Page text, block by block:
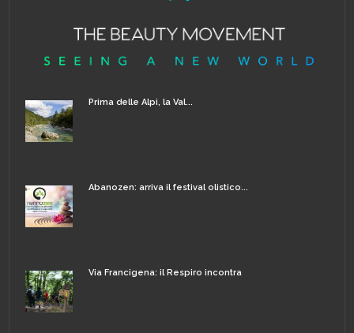
Prima delle Alpi, la Val...
Abanozen: arriva il festival olistico...
Via Francigena: il Respiro incontra